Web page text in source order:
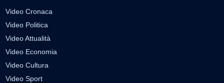
Video Cronaca
Video Politica
Video Attualità
Video Economia
Video Cultura
Video Sport